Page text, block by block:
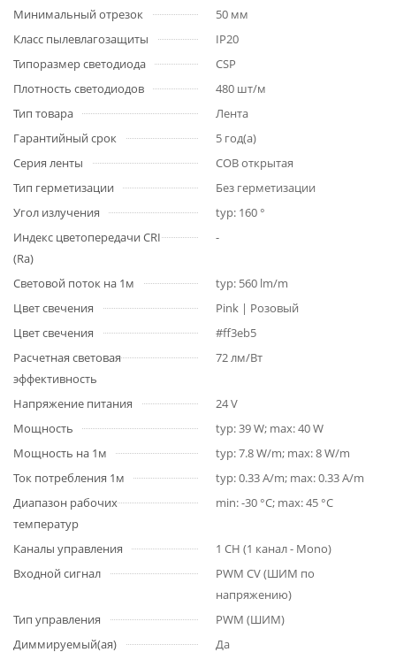
Минимальный отрезок
50 мм
Класс пылевлагозащиты
IP20
Типоразмер светодиода
CSP
Плотность светодиодов
480 шт/м
Тип товара
Лента
Гарантийный срок
5 год(а)
Серия ленты
COB открытая
Тип герметизации
Без герметизации
Угол излучения
typ: 160 °
Индекс цветопередачи CRI
(Ra)
-
Световой поток на 1м
typ: 560 lm/m
Цвет свечения
Pink | Розовый
Цвет свечения
#ff3eb5
Расчетная световая
эффективность
72 лм/Вт
Напряжение питания
24 V
Мощность
typ: 39 W; max: 40 W
Мощность на 1м
typ: 7.8 W/m; max: 8 W/m
Ток потребления 1м
typ: 0.33 A/m; max: 0.33 A/m
Диапазон рабочих
температур
min: -30 °C; max: 45 °C
Каналы управления
1 CH (1 канал - Mono)
Входной сигнал
PWM СV (ШИМ по
напряжению)
Тип управления
PWM (ШИМ)
Диммируемый(ая)
Да